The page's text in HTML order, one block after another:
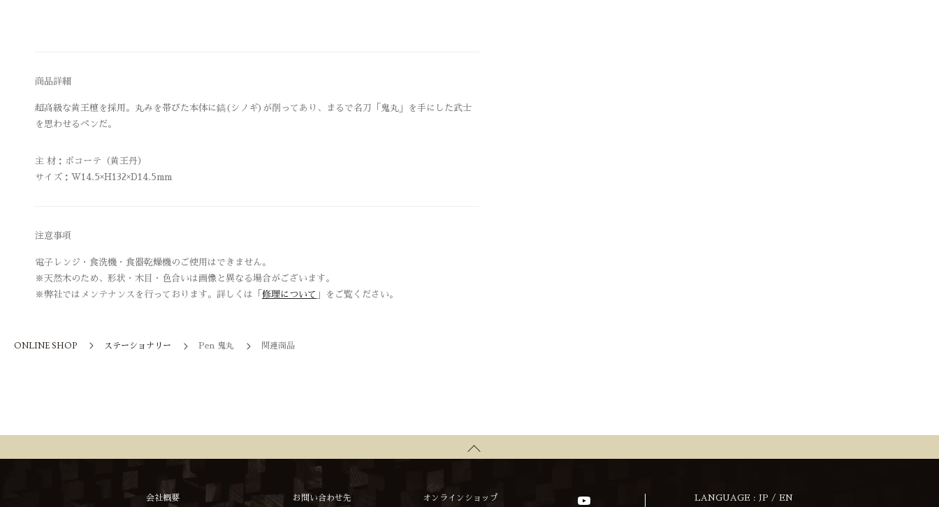
商品詳細
超高級な黄王檀を採用。丸みを帯びた本体に鎬(シノギ)が削ってあり、まるで名刀「鬼丸」を手にした武士
を思わせるペンだ。
主 材：ボコーテ（黄王丹）
サイズ：W14.5×H132×D14.5mm
注意事項
電子レンジ・食洗機・食器乾燥機のご使用はできません。
※天然木のため、形状・木目・色合いは画像と異なる場合がございます。
※弊社ではメンテナンスを行っております。詳しくは「 修理について 」をご覧ください。
ONLINE SHOP ステーショナリー Pen 鬼丸 関連商品
会社概要 お問い合わせ先 オンラインショップ LANGUAGE : JP / EN